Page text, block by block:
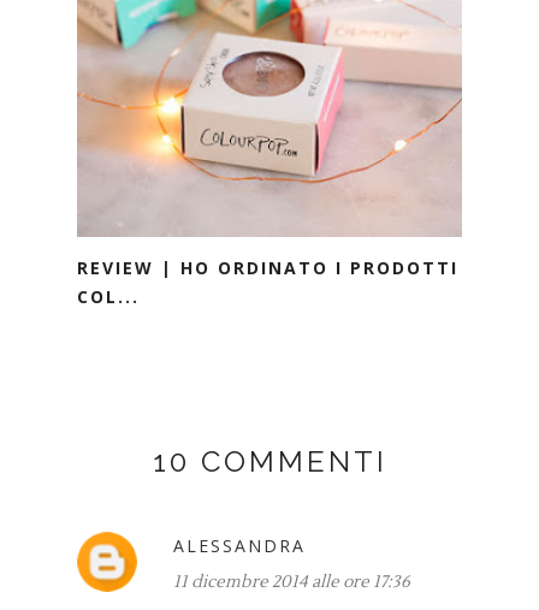
REVIEW | HO ORDINATO I PRODOTTI
COL...
10 COMMENTI
ALESSANDRA
11 dicembre 2014 alle ore 17:36